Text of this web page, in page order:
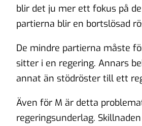
blir det ju mer ett fokus på
partierna blir en bortslösad
De mindre partierna måste
sitter i en regering. Annars
annat än stödröster till ett
Även för M är detta
regeringsunderlag.